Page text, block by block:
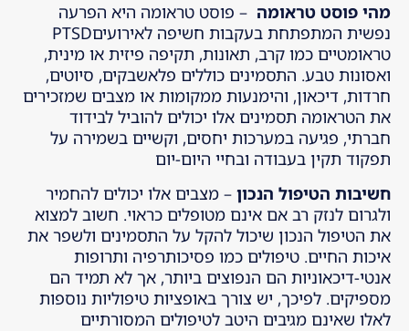
מהי פוסט טראומה – פוסט טראומה היא הפרעה
נפשית המתפתחת בעקבות חשיפה לאירועיםPTSD
טראומטיים כמו קרב, תאונות, תקיפה פיזית או מינית,
ואסונות טבע. התסמינים כוללים פלאשבקים, סיוטים,
חרדות, דיכאון, והימנעות ממקומות או מצבים שמזכירים
את הטראומה תסמינים אלו יכולים להוביל לבידוד
חברתי, פגיעה במערכות יחסים, וקשיים בשמירה על
תפקוד תקין בעבודה ובחיי היום-יום
חשיבות הטיפול הנכון – מצבים אלו יכולים להחמיר
ולגרום לנזק רב אם אינם מטופלים כראוי. חשוב למצוא
את הטיפול הנכון שיכול להקל על התסמינים ולשפר את
איכות החיים. טיפולים כמו פסיכותרפיה ותרופות
אנטי-דיכאוניות הם הנפוצים ביותר, אך לא תמיד הם
מספיקים. לפיכך, יש צורך באופציות טיפוליות נוספות
לאלו שאינם מגיבים היטב לטיפולים המסורתיים